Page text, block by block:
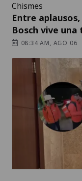
Chismes
Entre
Bosch vive
08:34 AM, AGO 06